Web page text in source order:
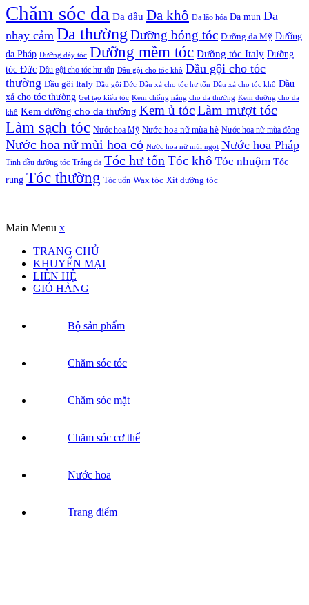
Chăm sóc da Da dầu Da khô Da lão hóa Da mụn Da
nhạy cảm Da thường Dưỡng bóng tóc Dưỡng da Mỹ Dưỡng
da Pháp Dưỡng dày tóc Dưỡng mềm tóc Dưỡng tóc Italy Dưỡng
tóc Đức
Dầu gội cho tóc hư tổn Dầu gội cho tóc khô Dầu gội cho tóc
thường Dầu gội Italy Dầu gội Đức Dầu xả cho tóc hư tổn Dầu xả cho tóc khô Dầu
xả cho tóc thường Gel tạo kiểu tóc Kem chống nắng cho da thường Kem dưỡng cho da
khô Kem dưỡng cho da thường Kem ủ tócLàm mượt tóc
Làm sạch tóc Nước hoa Mỹ Nước hoa nữ mùa hè Nước hoa nữ mùa đông
Nước hoa nữ mùi hoa cỏ Nước hoa nữ mùi ngọt Nước hoa Pháp
Tinh dầu dưỡng tóc Trắng da Tóc hư tổn Tóc khô Tóc nhuộm Tóc
rụng Tóc thường Tóc uốn Wax tóc Xịt dưỡng tóc
Main Menu x
TRANG CHỦ
KHUYẾN MẠI
LIÊN HỆ
GIỎ HÀNG
Bộ sản phẩm
Chăm sóc tóc
Chăm sóc mặt
Chăm sóc cơ thể
Nước hoa
Trang điểm